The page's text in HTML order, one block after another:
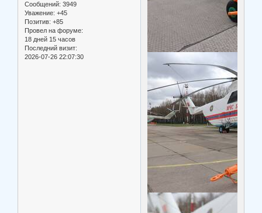
Сообщений: 3949
Уважение: +45
Позитив: +85
Провел на форуме:
18 дней 15 часов
Последний визит:
2026-07-26 22:07:30